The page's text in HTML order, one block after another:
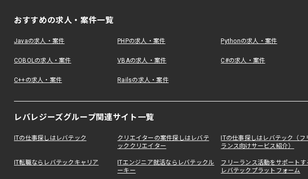
おすすめの求人・案件一覧
Javaの求人・案件 PHPの求人・案件 Pythonの求人・案件
COBOLの求人・案件 VBAの求人・案件 C#の求人・案件
C++の求人・案件 Railsの求人・案件
レバレジーズグループ関連サイト一覧
ITの仕事探しはレバテック
クリエイターの案件探しはレバテ
ッククリエイター
ITの仕事探しはレバテック（フ
ランス向けサービス紹介）
IT転職ならレバテックキャリア
ITエンジニア就活ならレバテックル
ーキー
フリーランス活動をサポートす
レバテックプラットフォーム